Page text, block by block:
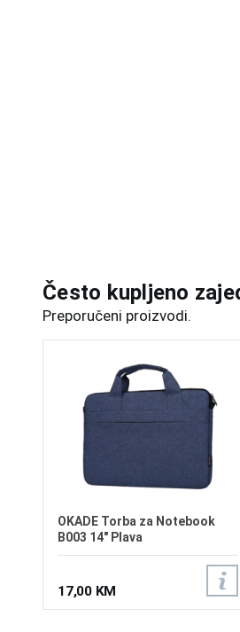
Često kupljeno
Preporučeni proizvodi.
OKADE Torba za Notebook
B003 14" Plava
17,00 KM